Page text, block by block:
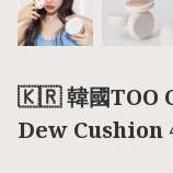
🇰🇷 韓國TOO
Dew Cushion